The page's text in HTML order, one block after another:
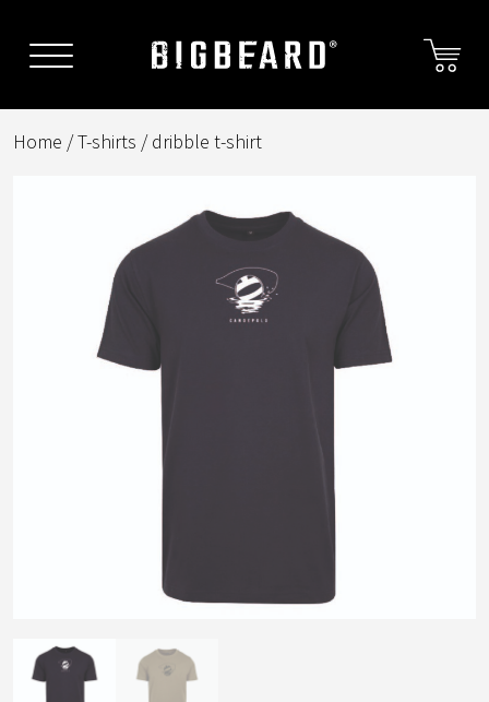
content
Home /T-shirts / dribble t-shirt